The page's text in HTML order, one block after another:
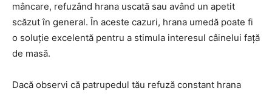
mâncare, refuzând hrana uscată sau având un apetit
scăzut în general. În aceste cazuri, hrana umedă poate fi
o soluție excelentă pentru a stimula interesul câinelui față
de masă.
Dacă observi că patrupedul tău refuză constant hrana